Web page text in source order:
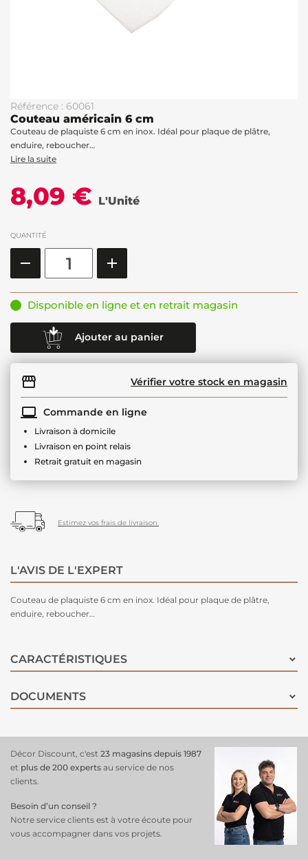
Référence : 60061
Couteau américain 6 cm
Couteau de plaquiste 6 cm en inox. Idéal pour plaque de plâtre,
enduire, reboucher…
Lire la suite
8,09 € L'Unité
QUANTITÉ
Disponible en ligne et en retrait magasin
Ajouter au panier
Vérifier votre stock en magasin
Commande en ligne
Livraison à domicile
Livraison en point relais
Retrait gratuit en magasin
Estimez vos frais de livraison.
L'AVIS DE L'EXPERT
Couteau de plaquiste 6 cm en inox. Idéal pour plaque de plâtre,
enduire, reboucher…
CARACTÉRISTIQUES
DOCUMENTS
Décor Discount, c'est 23 magasins depuis 1987
et plus de 200 experts au service de nos
clients.
Besoin d’un conseil ?
Notre service clients est à votre écoute pour
vous accompagner dans vos projets.